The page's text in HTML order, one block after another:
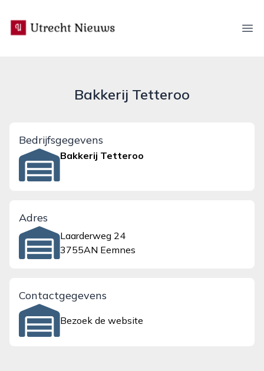
utrecht-nieuws.nl
Bakkerij Tetteroo
Bedrijfsgegevens
Bakkerij Tetteroo
Adres
Laarderweg 24
3755AN Eemnes
Contactgegevens
Bezoek de website